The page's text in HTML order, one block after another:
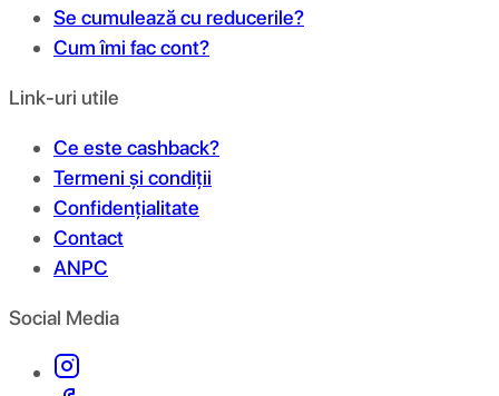
Se cumulează cu reducerile?
Cum îmi fac cont?
Link-uri utile
Ce este cashback?
Termeni și condiții
Confidențialitate
Contact
ANPC
Social Media